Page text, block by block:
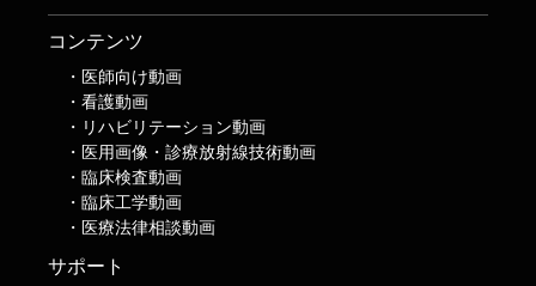
コンテンツ
医師向け動画
看護動画
リハビリテーション動画
医用画像・診療放射線技術動画
臨床検査動画
臨床工学動画
医療法律相談動画
サポート